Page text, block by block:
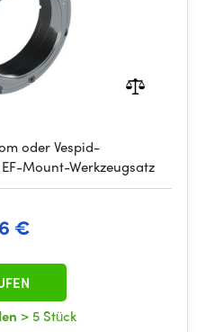
oder Vespid-
Mount-Werkzeugsatz
€
> 5 Stück